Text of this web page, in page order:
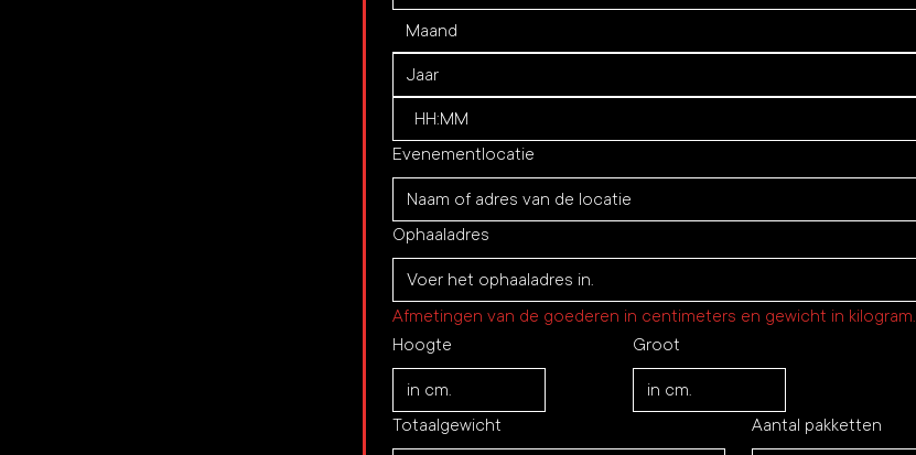
Maand
:
Evenementlocatie
Ophaaladres
Afmetingen van de goederen in centimeters en gewicht in kilogram.
Hoogte
Groot
Totaalgewicht Aantal pakketten